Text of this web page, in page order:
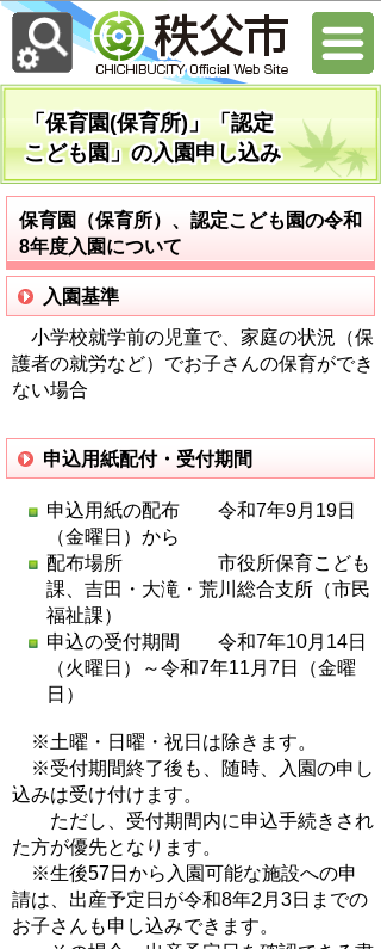
「保育園(保育所)」「認定
こども園」の入園申し込み
保育園（保育所）、認定こども園の令和
8年度入園について
入園基準
小学校就学前の児童で、家庭の状況（保
護者の就労など）でお子さんの保育ができ
ない場合
申込用紙配付・受付期間
申込用紙の配布 令和7年9月19日
（金曜日）から
配布場所 市役所保育こども
課、吉田・大滝・荒川総合支所（市民
福祉課）
申込の受付期間 令和7年10月14日
（火曜日）～令和7年11月7日（金曜
日）
※土曜・日曜・祝日は除きます。
※受付期間終了後も、随時、入園の申し
込みは受け付けます。
ただし、受付期間内に申込手続きされ
た方が優先となります。
※生後57日から入園可能な施設への申
請は、出産予定日が令和8年2月3日までの
お子さんも申し込みできます。